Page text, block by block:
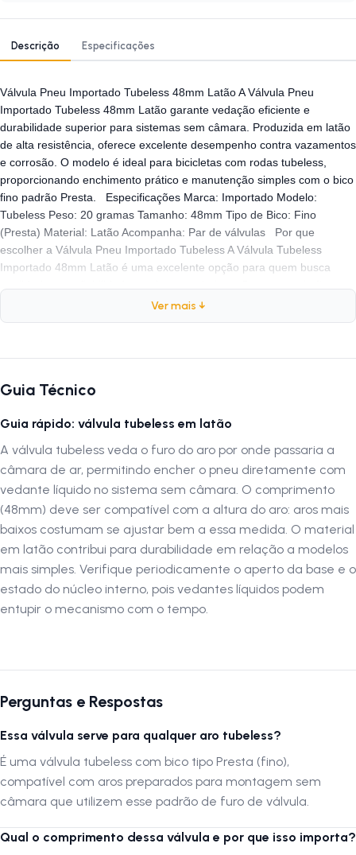
Descrição Especificações
Válvula Pneu Importado Tubeless 48mm Latão A Válvula Pneu
Importado Tubeless 48mm Latão garante vedação eficiente e
durabilidade superior para sistemas sem câmara. Produzida em latão
de alta resistência, oferece excelente desempenho contra vazamentos
e corrosão. O modelo é ideal para bicicletas com rodas tubeless,
proporcionando enchimento prático e manutenção simples com o bico
fino padrão Presta. Especificações Marca: Importado Modelo:
Tubeless Peso: 20 gramas Tamanho: 48mm Tipo de Bico: Fino
(Presta) Material: Latão Acompanha: Par de válvulas Por que
escolher a Válvula Pneu Importado Tubeless A Válvula Tubeless
Importado 48mm Latão é uma excelente opção para quem busca
oferece maior resistência à pressão e durabilidade, mantendo o
desempenho mesmo após longos períodos de uso. Compatível com a
deve ser realizada por uma oficina especializada. A LOJA NA PISTA
transporte por guinchos para apartamentos. Verifique as dimensões
do produto e certifique-se de que o mesmo atende às suas
necessidades e limitações. Siga-nos no Instagram: @lojanapista
Assista no YouTube: LojanaPista
Ver mais ↓
Guia Técnico
Guia rápido: válvula tubeless em latão
A válvula tubeless veda o furo do aro por onde passaria a
câmara de ar, permitindo encher o pneu diretamente com
vedante líquido no sistema sem câmara. O comprimento
(48mm) deve ser compatível com a altura do aro: aros mais
baixos costumam se ajustar bem a essa medida. O material
em latão contribui para durabilidade em relação a modelos
mais simples. Verifique periodicamente o aperto da base e o
estado do núcleo interno, pois vedantes líquidos podem
entupir o mecanismo com o tempo.
Perguntas e Respostas
Essa válvula serve para qualquer aro tubeless?
É uma válvula tubeless com bico tipo Presta (fino),
compatível com aros preparados para montagem sem
câmara que utilizem esse padrão de furo de válvula.
Qual o comprimento dessa válvula e por que isso importa?